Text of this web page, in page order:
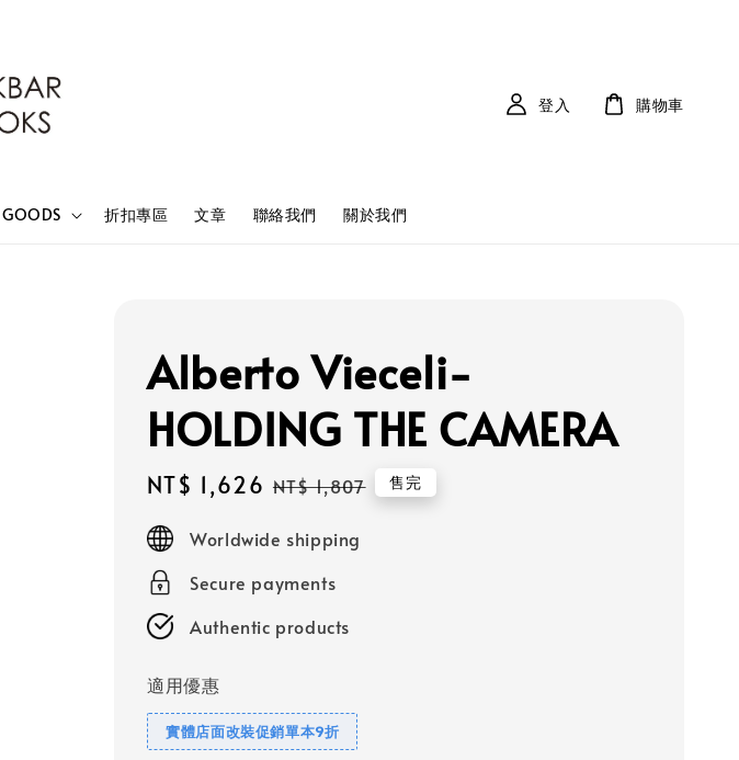
GOODS 折扣專區 文章 聯絡我們 關於我們
登入 購物車
Alberto Vieceli-
HOLDING THE CAMERA
Sale
price
NT$ 1,626 Regular
NT$ 1,807 售完
Worldwide shipping
Secure payments
Authentic products
適用優惠
實體店面改裝促銷單本9折